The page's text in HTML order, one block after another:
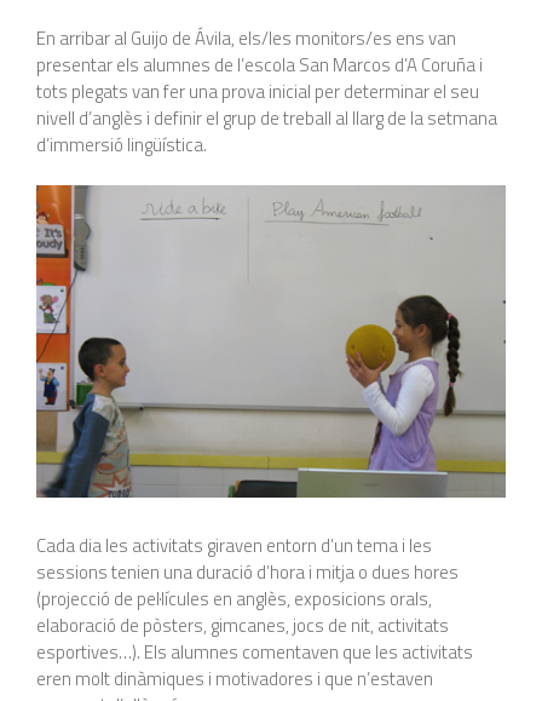
En arribar al Guijo de Ávila, els/les monitors/es ens van
presentar els alumnes de l’escola San Marcos d’A Coruña i
tots plegats van fer una prova inicial per determinar el seu
nivell d’anglès i definir el grup de treball al llarg de la setmana
d’immersió lingüística.
Cada dia les activitats giraven entorn d’un tema i les
sessions tenien una duració d’hora i mitja o dues hores
(projecció de pel·lícules en anglès, exposicions orals,
elaboració de pòsters, gimcanes, jocs de nit, activitats
esportives…). Els alumnes comentaven que les activitats
eren molt dinàmiques i motivadores i que n’estaven